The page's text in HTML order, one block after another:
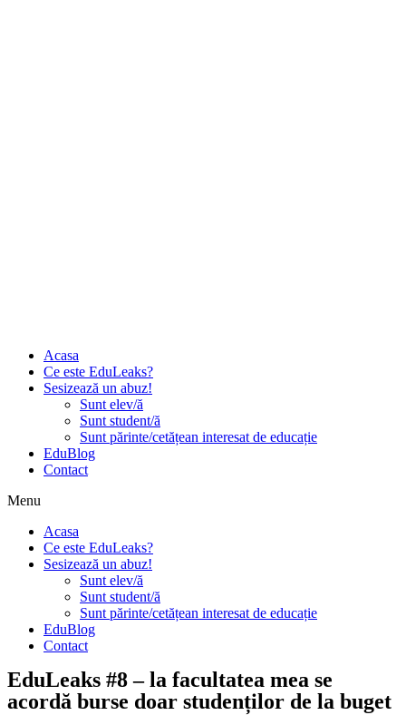
Acasa
Ce este EduLeaks?
Sesizează un abuz!
Sunt elev/ă
Sunt student/ă
Sunt părinte/cetățean interesat de educație
EduBlog
Contact
Menu
Acasa
Ce este EduLeaks?
Sesizează un abuz!
Sunt elev/ă
Sunt student/ă
Sunt părinte/cetățean interesat de educație
EduBlog
Contact
EduLeaks #8 – la facultatea mea se
acordă burse doar studenților de la buget